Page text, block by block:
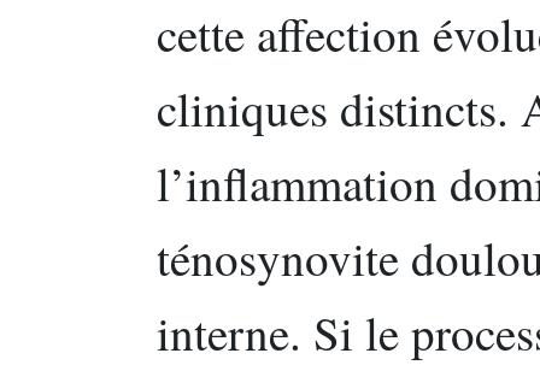
cette affection
cliniques distincts.
l’inflammation
ténosynovite
interne. Si le